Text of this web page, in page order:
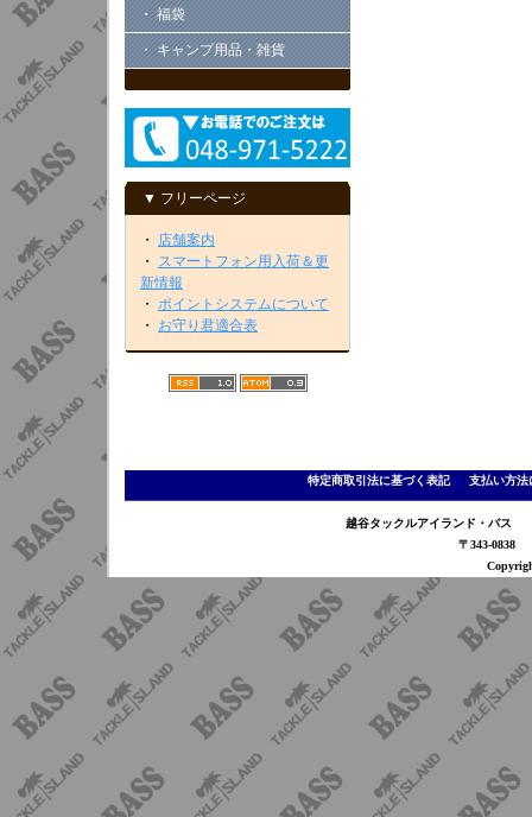
・ 福袋
・ キャンプ用品・雑貨
▼ フリーページ
・ 店舗案内
・ スマートフォン用入荷＆更
新情報
・ ポイントシステムについて
・ お守り君適合表
特定商取引法に基づく表記｜ 支払い方法
越谷タックルアイランド・バ
〒343-0838